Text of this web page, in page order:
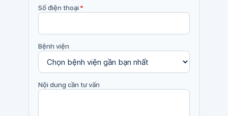
Số điện thoại*
Bệnh viện
Nội dung cần tư vấn